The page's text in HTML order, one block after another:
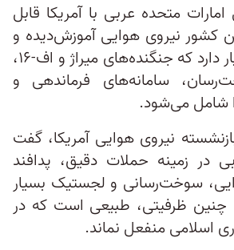
متحده عربی با آمریکا قابل
کشور نیروی هوایی آموزش‌دیده و
پیشرفته‌ای در اختیار دارد که جنگنده‌های میراژ و اف-۱۶،
سامانه‌های فرماندهی و
شامل می‌شود.
نیروی هوایی آمریکا، گفت
در زمینه حملات دقیق، پدافند
سوخت‌رسانی و لجستیک بسیار
چنین ظرفیتی، طبیعی است که در
اسلامی منفعل نماند.